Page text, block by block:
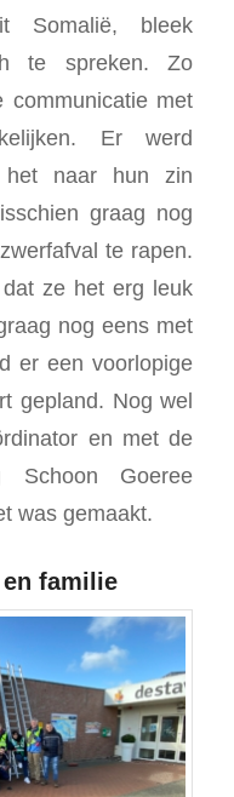
Somalië, bleek
te spreken. Zo
met
Er werd
het naar hun zin
graag nog
te rapen.
ze het erg leuk
nog eens met
er een voorlopige
gepland. Nog wel
en met de
Schoon Goeree
was gemaakt.
familie